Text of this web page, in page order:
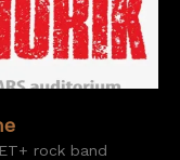
rock band